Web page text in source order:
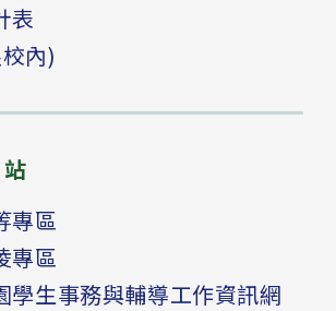
表
內)
專區
專區
學生事務與輔導工作資訊網